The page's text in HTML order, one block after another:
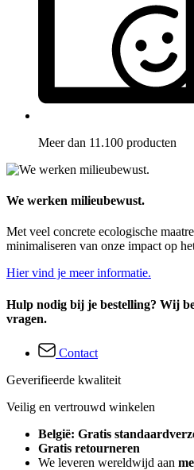
Meer dan 11.100 producten
We werken milieubewust.
Met veel concrete ecologische
minimaliseren van onze impact op
Hier vind je meer informatie.
Hulp nodig bij je bestelling? Wij
vragen.
Contact
Geverifieerde kwaliteit
Veilig en vertrouwd winkelen
België: Gratis
Gratis retourneren
We leveren wereldwijd aan